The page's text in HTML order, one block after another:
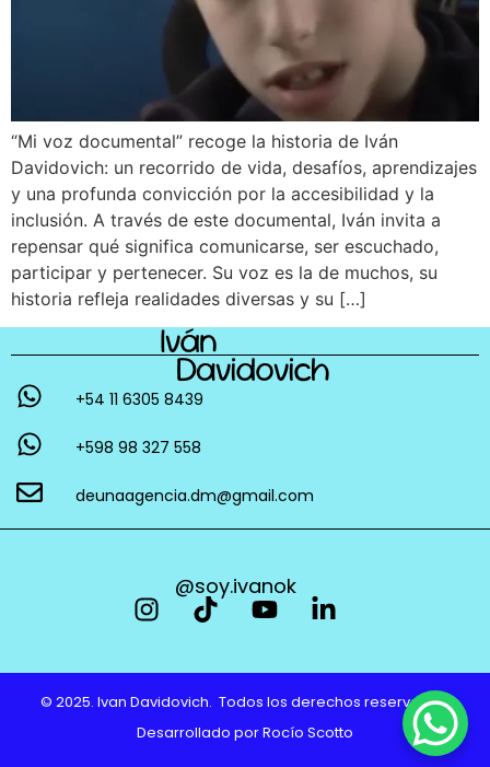
“Mi voz documental” recoge la historia de Iván
Davidovich: un recorrido de vida, desafíos, aprendizajes
y una profunda convicción por la accesibilidad y la
inclusión. A través de este documental, Iván invita a
repensar qué significa comunicarse, ser escuchado,
participar y pertenecer. Su voz es la de muchos, su
historia refleja realidades diversas y su […]
+54 11 6305 8439
+598 98 327 558
deunaagencia.dm@gmail.com
@soy.ivanok
© 2025. Ivan Davidovich. Todos los derechos reservados.
Desarrollado porRocío Scotto